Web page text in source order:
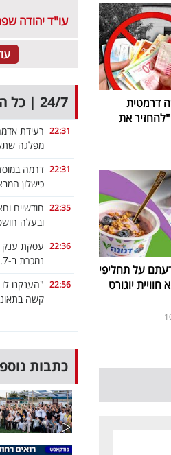
דרמטית
את
על תחליפי
יוגורט
עו"ד יהודה
24/7 | כל הכותרות
22:31 רעידת
מפלגה
22:31 דרמה
כישלון
22:35 חודשיים
ובעלה
22:36 עסקת ענק
נמכרת ב-7.7 מיליארד דולר
22:56
קשה
כתבות